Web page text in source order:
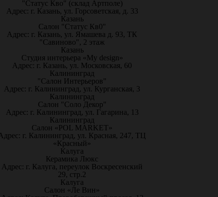
"Статус Кво" (склад Артполе)
Адрес: г. Казань, ул. Горсоветская, д. 33
Казань
Салон "Статус Кв0"
Адрес: г. Казань, ул. Ямашева д. 93, ТК
"Савиново", 2 этаж
Казань
Студия интерьера «My design»
Адрес: г. Казань, ул. Московская, 60
Калининград
"Салон Интерьеров"
Адрес: г. Калининград, ул. Курганская, 3
Калининград
Салон "Соло Декор"
Адрес: г. Калининград, ул. Гагарина, 13
Калининград
Салон «POL MARKET»
г. Калининград, ул. Красная, 247, ТЦ
«Красный»
Калуга
Керамика Люкс
Адрес: г. Калуга, переулок Воскресенский
29, стр.2
Калуга
Салон «Ле Вин»